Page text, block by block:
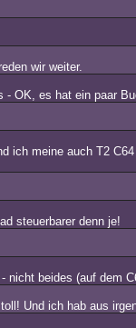
wir weiter.
OK, es hat ein paar
meine auch T2
steuerbarer denn je!
nicht beides (auf dem
Und ich hab aus